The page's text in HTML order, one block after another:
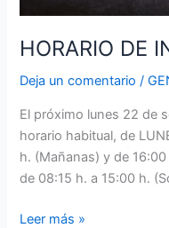
HORARIO DE
Deja un comentario /
El próximo lunes 22 de
horario habitual, de
h. (Mañanas) y de
de 08:15 h. a 15:00 h.
Leer más »